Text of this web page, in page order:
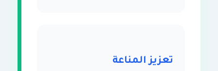
تعزيز المناعة